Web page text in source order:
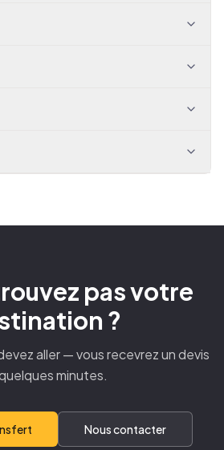
pas votre
?
aller — vous recevrez un devis
minutes.
Nous contacter